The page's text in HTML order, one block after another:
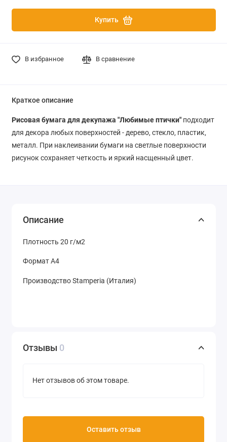
Купить
В избранное В сравнение
Краткое описание
Рисовая бумага для декупажа "Любимые птички"подходит
для декора любых поверхностей - дерево, стекло, пластик,
металл. При наклеивании бумаги на светлые поверхности
рисунок сохраняет четкость и яркий насщенный цвет.
Описание
Плотность 20 г/м2
Формат А4
Производство Stamperia (Италия)
Отзывы 0
Нет отзывов об этом товаре.
Оставить отзыв